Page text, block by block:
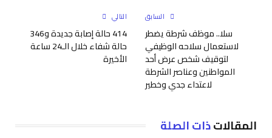
السابق
سلا.. موظف شرطة يضطر
لاستعمال سلاحه الوظيفي
لتوقيف شخص عرض أحد
المواطنين وعناصر الشرطة
لاعتداء جدي وخطير
التالي
414 حالة إصابة جديدة و346
حالة شفاء خلال الـ24 ساعة
الأخيرة
المقالاتذات الصلة